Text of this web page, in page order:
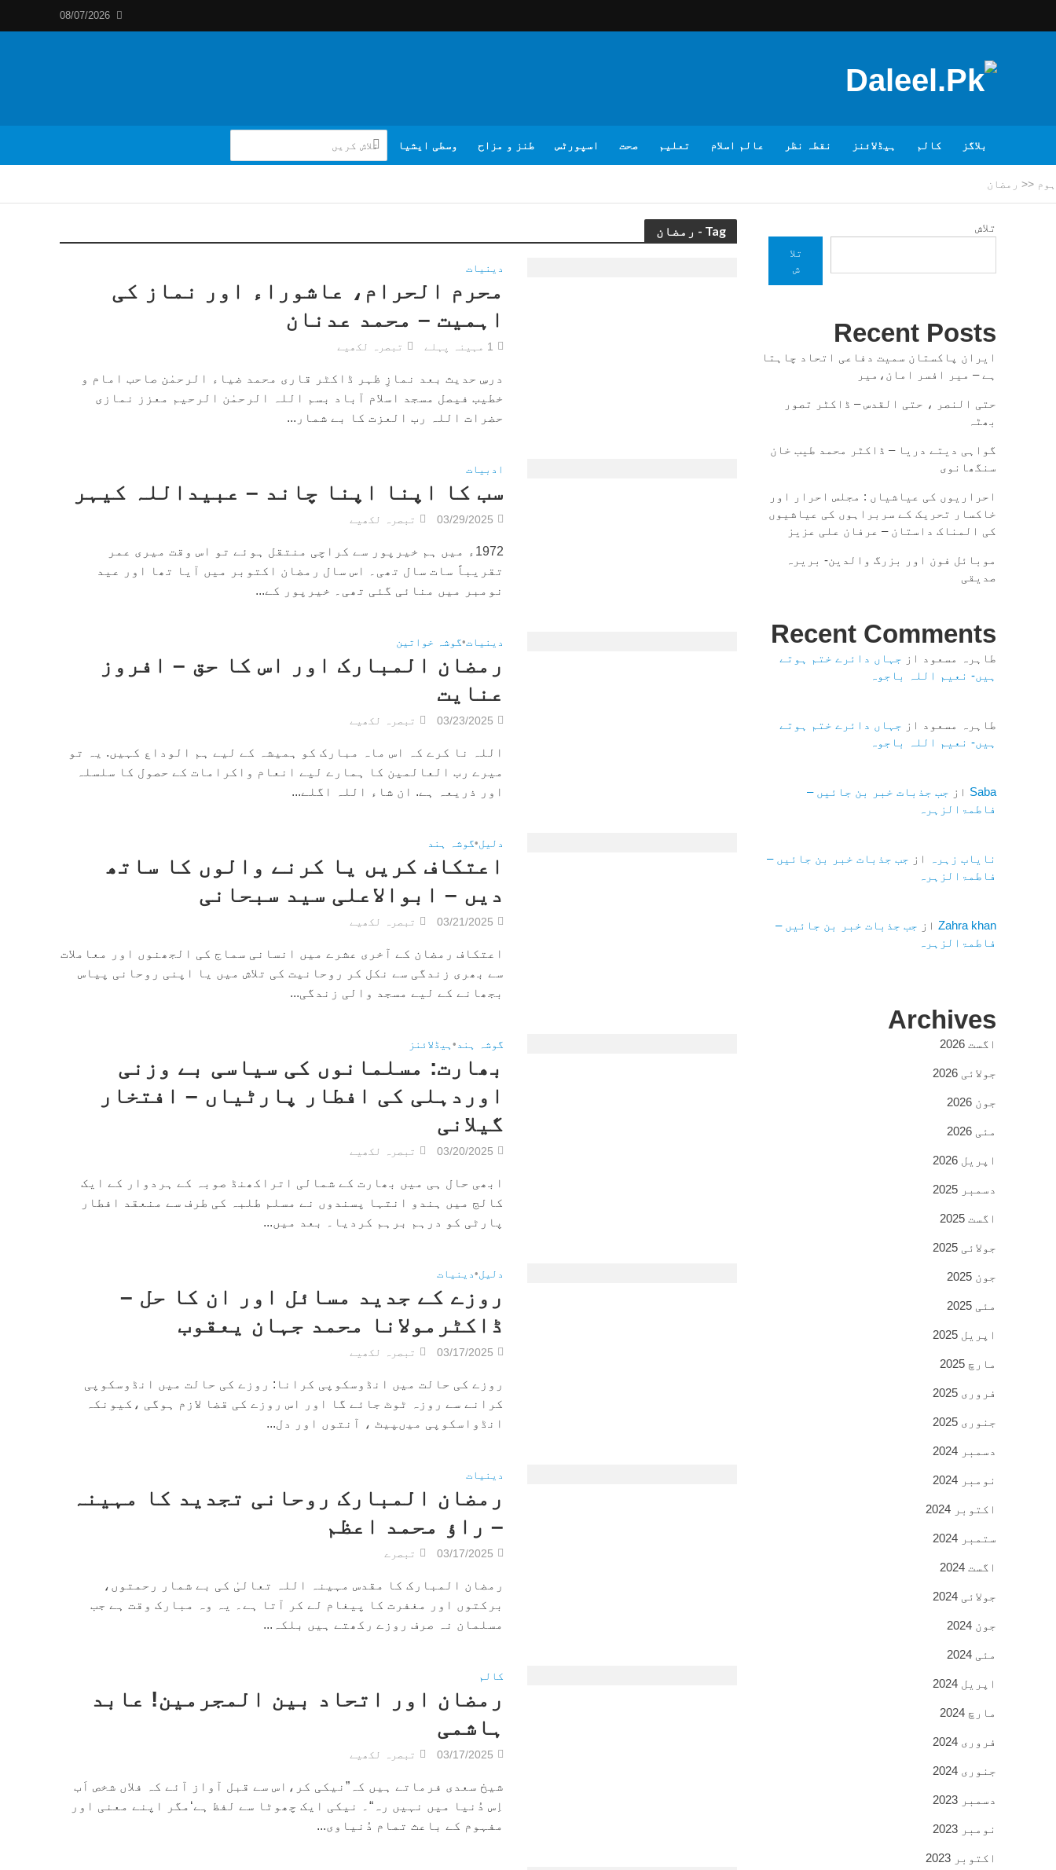
08/07/2026
بلاگز کالم ہیڈلائنز نقطہ نظر عالم اسلام تعلیم صحت اسپورٹس طنز و مزاح وسطی ایشیا
ہوم << رمضان
Tag - رمضان
دینیات
محرم الحرام، عاشوراء اور نماز کی
اہمیت – محمد عدنان
1 مہینہ پہلے تبصرہ لکھیے
درسِ حدیث بعد نمازِ ظہر ڈاکٹر قاری محمد ضیاء الرحمٰن صاحب امام و
خطیب فیصل مسجد اسلام آباد بسم اللہ الرحمٰن الرحیم معزز نمازی
حضرات اللہ رب العزت کا بے شمار...
ادبیات
سب کا اپنا اپنا چاند – عبیداللہ کیہر
03/29/2025 تبصرہ لکھیے
1972ء میں ہم خیرپور سے کراچی منتقل ہوئے تو اس وقت میری عمر
تقریباً سات سال تھی۔ اس سال رمضان اکتوبر میں آیا تھا اور عید
نومبر میں منائی گئی تھی۔ خیرپور کے...
دینیات•گوشہ خواتین
رمضان المبارک اور اس کا حق – افروز
عنایت
03/23/2025 تبصرہ لکھیے
اللہ نا کرے کہ اس ماہ مبارک کو ہمیشہ کے لیے ہم الوداع کہیں. یہ تو
میرے رب العالمین کا ہمارے لیے انعام واکرامات کے حصول کا سلسلہ
اور ذریعہ ہے. ان شاء اللہ اگلے...
دلیل•گوشہ ہند
اعتکاف کریں یا کرنے والوں کا ساتھ
دیں – ابوالاعلی سید سبحانی
03/21/2025 تبصرہ لکھیے
اعتکاف رمضان کے آخری عشرے میں انسانی سماج کی الجھنوں اور معاملات
سے بھری زندگی سے نکل کر روحانیت کی تلاش میں یا اپنی روحانی پیاس
بجھانے کے لیے مسجد والی زندگی...
گوشہ ہند • ہیڈلائنز
بھارت: مسلمانوں کی سیاسی بے وزنی
اوردہلی کی افطار پارٹیاں – افتخار
گیلانی
03/20/2025 تبصرہ لکھیے
ابھی حال ہی میں بھارت کے شمالی اتراکھنڈ صوبہ کے ہردوار کے ایک
کالج میں ہندو انتہا پسندوں نے مسلم طلبہ کی طرف سے منعقد افطار
پارٹی کو درہم برہم کردیا۔ بعد میں...
دلیل•دینیات
روزے کے جدید مسائل اور ان کا حل –
ڈاکٹرمولانا محمد جہان یعقوب
03/17/2025 تبصرہ لکھیے
روزے کی حالت میں انڈوسکوپی کرانا: روزے کی حالت میں انڈوسکوپی
کرانے سے روزہ ٹوٹ جائے گا اور اس روزے کی قضا لازم ہوگی ،کیونکہ
انڈواسکوپی میںپیٹ ، آنتوں اور دل...
دینیات
رمضان المبارک روحانی تجدید کا مہینہ
– راؤ محمد اعظم
03/17/2025 تبصرے
رمضان المبارک کا مقدس مہینہ اللہ تعالیٰ کی بے شمار رحمتوں،
برکتوں اور مغفرت کا پیغام لے کر آتا ہے۔ یہ وہ مبارک وقت ہے جب
مسلمان نہ صرف روزے رکھتے ہیں بلکہ...
کالم
رمضان اور اتحاد بین المجرمین! عابد
ہاشمی
03/17/2025 تبصرہ لکھیے
شیخ سعدی فرماتے ہیں کہ”نیکی کر،اس سے قبل آواز آئے کہ فلاں شخص اَب
اِس دُنیا میں نہیں رہ“۔ نیکی ایک چھوٹا سے لفظ ہے‘مگر اپنے معنی اور
مفہوم کے باعث تمام دُنیاوی...
تلاش
تلا
ش
Recent Posts
ایران پاکستان سمیت دفاعی اتحاد چاہتا
ہے – میر افسر امان،میر
حتی النصر ، حتی القدس – ڈاکٹر تصور
بھٹہ
گواہی دیتے دریا – ڈاکٹر محمد طیب خان
سنگھانوی
احراریوں کی عیاشیاں : مجلس احرار اور
خاکسار تحریک کے سربراہوں کی عیاشیوں
کی المناک داستان – عرفان علی عزیز
موبائل فون اور بزرگ والدین- بریرہ
صدیقی
Recent Comments
طاہرہ مسعود از جہاں دائرے ختم ہوتے
ہیں- نعیم اللہ باجوہ
طاہرہ مسعود از جہاں دائرے ختم ہوتے
ہیں- نعیم اللہ باجوہ
Saba از جب جذبات خبر بن جائیں –
فاطمۃالزہرہ
نایاب زہرہ از جب جذبات خبر بن جائیں –
فاطمۃالزہرہ
Zahra khanاز جب جذبات خبر بن جائیں –
فاطمۃالزہرہ
Archives
اگست 2026
جولائی 2026
جون 2026
مئی 2026
اپریل 2026
دسمبر 2025
اگست 2025
جولائی 2025
جون 2025
مئی 2025
اپریل 2025
مارچ 2025
فروری 2025
جنوری 2025
دسمبر 2024
نومبر 2024
اکتوبر 2024
ستمبر 2024
اگست 2024
جولائی 2024
جون 2024
مئی 2024
اپریل 2024
مارچ 2024
فروری 2024
جنوری 2024
دسمبر 2023
نومبر 2023
اکتوبر 2023